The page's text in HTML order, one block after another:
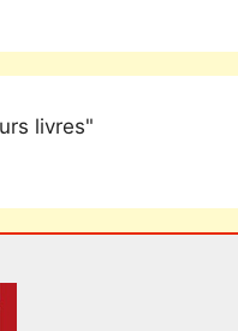
livres"